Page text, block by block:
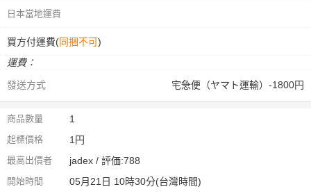
日本當地運費
買方付運費(同捆不可)
運費：
發送方式
宅急便（ヤマト運輸）-1800円
商品數量 1
起標價格 1円
最高出價者 jadex / 評価:788
開始時間 05月21日 10時30分(台灣時間)